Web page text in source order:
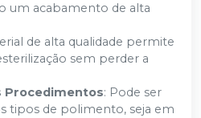
um acabamento de alta
de alta qualidade permite
sem perder a
Procedimentos: Pode ser
tipos de polimento, seja em